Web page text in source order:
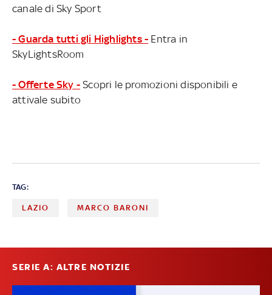
canale di Sky Sport
- Guarda tutti gli Highlights - Entra in
SkyLightsRoom
- Offerte Sky - Scopri le promozioni disponibili e
attivale subito
TAG:
LAZIO MARCO BARONI
SERIE A: ALTRE NOTIZIE